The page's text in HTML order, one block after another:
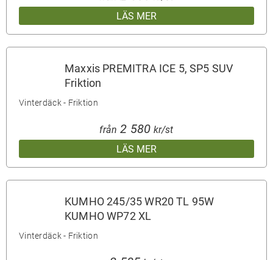
LÄS MER
Maxxis PREMITRA ICE 5, SP5 SUV
Friktion
Vinterdäck - Friktion
LÄS MER
från 2 580 kr/st
KUMHO 245/35 WR20 TL 95W
KUMHO WP72 XL
Vinterdäck - Friktion